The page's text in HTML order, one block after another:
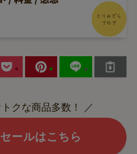
クな商品多数！ ／
ールはこちら